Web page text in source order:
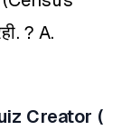
? A.
Creator (